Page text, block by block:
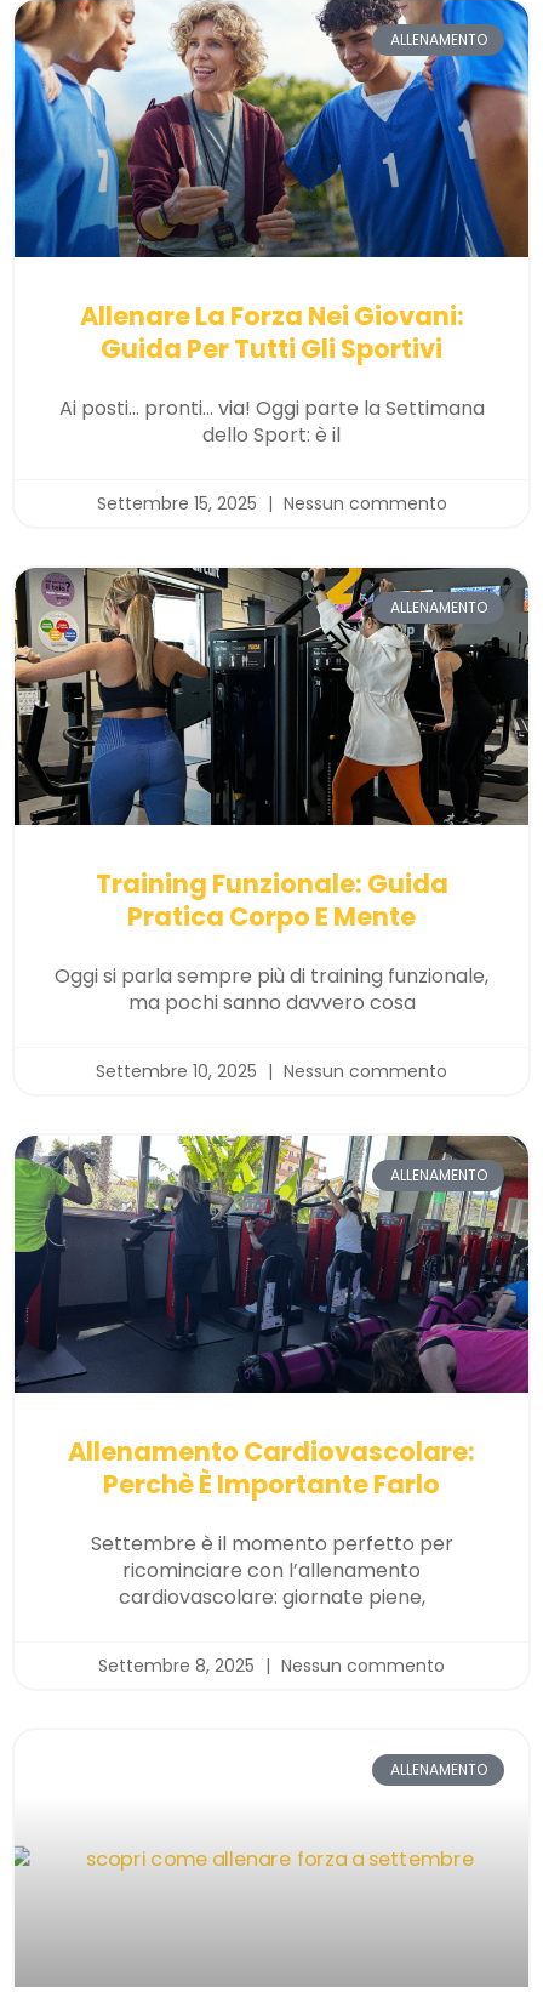
ALLENAMENTO
Allenare La Forza Nei Giovani:
Guida Per Tutti Gli Sportivi
Ai posti… pronti… via! Oggi parte la Settimana
dello Sport: è il
Settembre 15, 2025 Nessun commento
ALLENAMENTO
Training Funzionale: Guida
Pratica Corpo E Mente
Oggi si parla sempre più di training funzionale,
ma pochi sanno davvero cosa
Settembre 10, 2025 Nessun commento
ALLENAMENTO
Allenamento Cardiovascolare:
Perchè È Importante Farlo
Settembre è il momento perfetto per
ricominciare con l’allenamento
cardiovascolare: giornate piene,
Settembre 8, 2025 Nessun commento
ALLENAMENTO